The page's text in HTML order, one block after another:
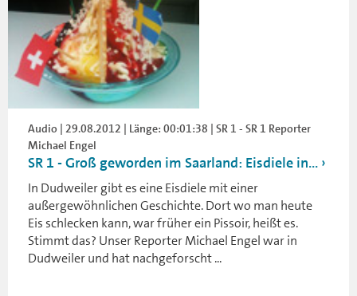
Audio | 29.08.2012 | Länge: 00:01:38 | SR 1 - SR 1 Reporter
Michael Engel
SR 1 - Groß geworden im Saarland: Eisdiele in...
In Dudweiler gibt es eine Eisdiele mit einer
außergewöhnlichen Geschichte. Dort wo man heute
Eis schlecken kann, war früher ein Pissoir, heißt es.
Stimmt das? Unser Reporter Michael Engel war in
Dudweiler und hat nachgeforscht ...